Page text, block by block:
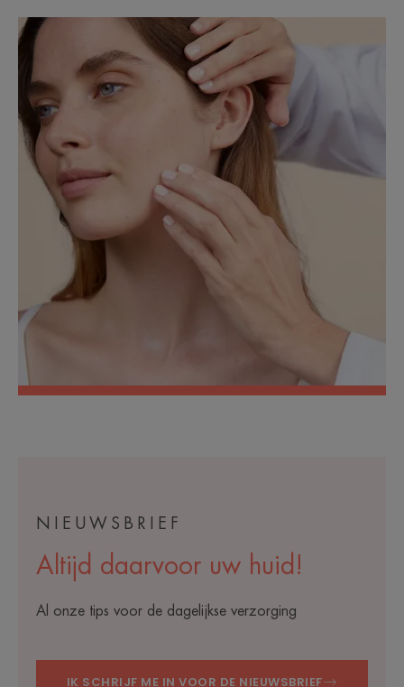
NIEUWSBRIEF
Altijd daarvoor uw huid!
Al onze tips voor de dagelijkse verzorging
IK SCHRIJF ME IN VOOR DE NIEUWSBRIEF